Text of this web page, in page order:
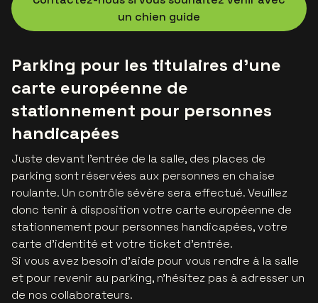
un chien guide
Parking pour les titulaires d'une
carte européenne de
stationnement pour personnes
handicapées
Juste devant l’entrée de la salle, des places de
parking sont réservées aux personnes en chaise
roulante. Un contrôle sévère sera effectué. Veuillez
donc tenir à disposition votre carte européenne de
stationnement pour personnes handicapées, votre
carte d’identité et votre ticket d’entrée.
Si vous avez besoin d’aide pour vous rendre à la salle
et pour revenir au parking, n’hésitez pas à adresser un
de nos collaborateurs.